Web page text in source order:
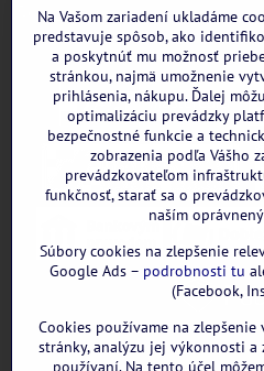
WhatsApp
GOOGLE
Na Vašom zariadení ukladáme
predstavuje spôsob, ako
a poskytnúť mu možnosť
stránkou, najmä umožnenie
prihlásenia, nákupu. Ďalej
optimalizáciu prevádzky
bezpečnostné funkcie a
zobrazenia podľa Vášho
prevádzkovateľom
funkčnosť, starať sa o
naším
Súbory cookies na zlepšenie
Google Ads – podrobnosti tu
(Facebook,
Cookies používame na
stránky, analýzu jej výkonnosti
používaní. Na tento účel